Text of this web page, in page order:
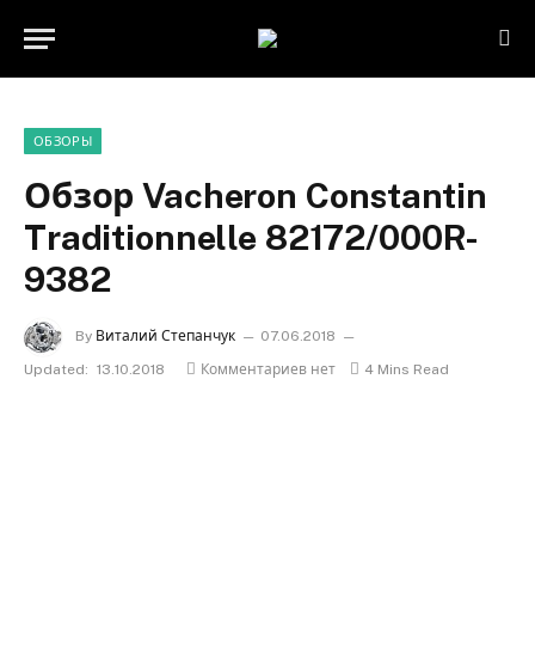
ОБЗОРЫ
Обзор Vacheron Constantin
Traditionnelle 82172/000R-
9382
By Виталий Степанчук
07.06.2018
Updated: 13.10.2018 Комментариев нет 4 Mins Read